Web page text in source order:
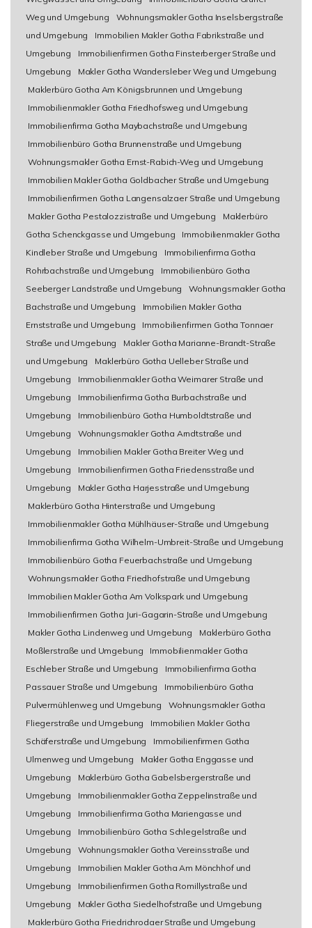
Weg und Umgebung
Wohnungsmakler Gotha Inselsbergstraße
und Umgebung
Immobilien Makler Gotha Fabrikstraße und
Umgebung
Immobilienfirmen Gotha Finsterberger Straße und
Umgebung
Makler Gotha Wandersleber Weg und Umgebung
Maklerbüro Gotha Am Königsbrunnen und Umgebung
Immobilienmakler Gotha Friedhofsweg und Umgebung
Immobilienfirma Gotha Maybachstraße und Umgebung
Immobilienbüro Gotha Brunnenstraße und Umgebung
Wohnungsmakler Gotha Ernst-Rabich-Weg und Umgebung
Immobilien Makler Gotha Goldbacher Straße und Umgebung
Immobilienfirmen Gotha Langensalzaer Straße und Umgebung
Makler Gotha Pestalozzistraße und Umgebung
Maklerbüro
Gotha Schenckgasse und Umgebung
Immobilienmakler Gotha
Kindleber Straße und Umgebung
Immobilienfirma Gotha
Rohrbachstraße und Umgebung
Immobilienbüro Gotha
Seeberger Landstraße und Umgebung
Wohnungsmakler Gotha
Bachstraße und Umgebung
Immobilien Makler Gotha
Ernststraße und Umgebung
Immobilienfirmen Gotha Tonnaer
Straße und Umgebung
Makler Gotha Marianne-Brandt-Straße
und Umgebung
Maklerbüro Gotha Uelleber Straße und
Umgebung
Immobilienmakler Gotha Weimarer Straße und
Umgebung
Immobilienfirma Gotha Burbachstraße und
Umgebung
Immobilienbüro Gotha Humboldtstraße und
Umgebung
Wohnungsmakler Gotha Arndtstraße und
Umgebung
Immobilien Makler Gotha Breiter Weg und
Umgebung
Immobilienfirmen Gotha Friedensstraße und
Umgebung
Makler Gotha Harjesstraße und Umgebung
Maklerbüro Gotha Hinterstraße und Umgebung
Immobilienmakler Gotha Mühlhäuser-Straße und Umgebung
Immobilienfirma Gotha Wilhelm-Umbreit-Straße und Umgebung
Immobilienbüro Gotha Feuerbachstraße und Umgebung
Wohnungsmakler Gotha Friedhofstraße und Umgebung
Immobilien Makler Gotha Am Volkspark und Umgebung
Immobilienfirmen Gotha Juri-Gagarin-Straße und Umgebung
Makler Gotha Lindenweg und Umgebung
Maklerbüro Gotha
Moßlerstraße und Umgebung
Immobilienmakler Gotha
Eschleber Straße und Umgebung
Immobilienfirma Gotha
Passauer Straße und Umgebung
Immobilienbüro Gotha
Pulvermühlenweg und Umgebung
Wohnungsmakler Gotha
Fliegerstraße und Umgebung
Immobilien Makler Gotha
Schäferstraße und Umgebung
Immobilienfirmen Gotha
Ulmenweg und Umgebung
Makler Gotha Enggasse und
Umgebung
Maklerbüro Gotha Gabelsbergerstraße und
Umgebung
Immobilienmakler Gotha Zeppelinstraße und
Umgebung
Immobilienfirma Gotha Mariengasse und
Umgebung
Immobilienbüro Gotha Schlegelstraße und
Umgebung
Wohnungsmakler Gotha Vereinsstraße und
Umgebung
Immobilien Makler Gotha Am Mönchhof und
Umgebung
Immobilienfirmen Gotha Romillystraße und
Umgebung
Makler Gotha Siedelhofstraße und Umgebung
Maklerbüro Gotha Friedrichrodaer Straße und Umgebung